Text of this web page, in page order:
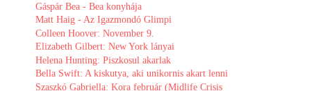
Gáspár Bea - Bea konyhája
Matt Haig - Az Igazmondó Glimpi
Colleen Hoover: November 9.
Elizabeth Gilbert: New York lányai
Helena Hunting: Piszkosul akarlak
Bella Swift: A ​kiskutya, aki unikornis akart lenni
Szaszkó Gabriella: Kora február (Midlife Crisis